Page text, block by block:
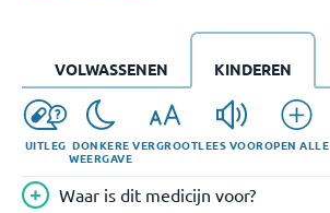
UITLEG DONKERE
WEERGAVE
VERGROOTLEES VOOROPEN ALLE
VOLWASSENEN KINDEREN
Waar is dit medicijn voor?